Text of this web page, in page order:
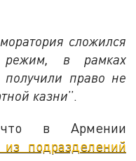
сложился
режим, в рамках
получили право не
казни”.
в Армении
подразделений